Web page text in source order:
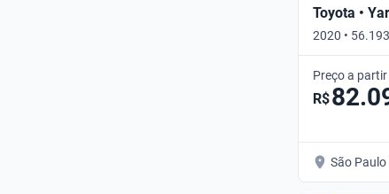
Toyota •
2020 •
Automático
Preço a partir
R$
São Paulo